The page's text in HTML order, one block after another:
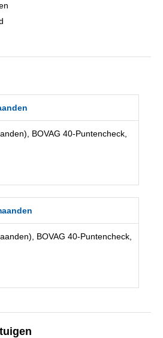
BOVAG 40-Puntencheck,
BOVAG 40-Puntencheck,